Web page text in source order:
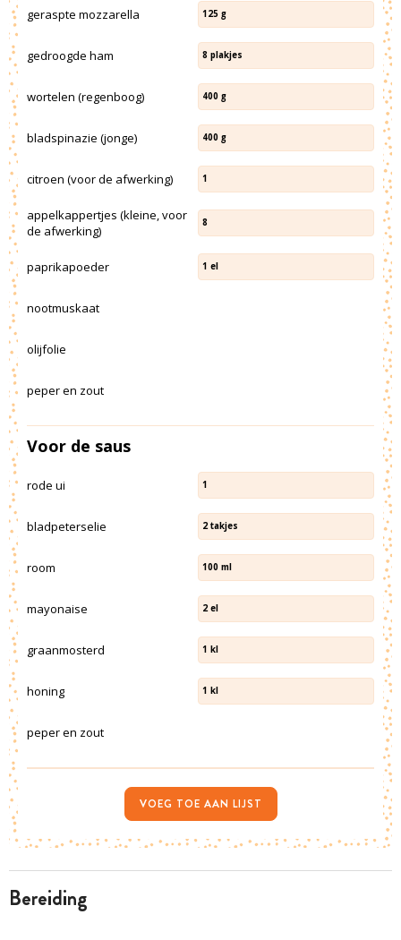
bereiding
geraspte mozzarella 125 g
gedroogde ham 8 plakjes
wortelen (regenboog) 400 g
bladspinazie (jonge) 400 g
citroen (voor de afwerking) 1
appelkappertjes (kleine, voor
de afwerking)
8
paprikapoeder 1 el
nootmuskaat
olijfolie
peper en zout
Voor de saus
rode ui 1
bladpeterselie 2 takjes
room 100 ml
mayonaise 2 el
graanmosterd 1 kl
honing 1 kl
peper en zout
VOEG TOE AAN LIJST